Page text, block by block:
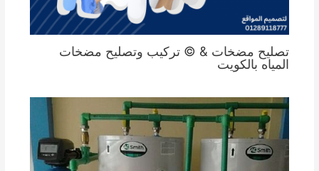
تصليح مضخات & © تركيب وتصليح مضخات
المياه بالكويت